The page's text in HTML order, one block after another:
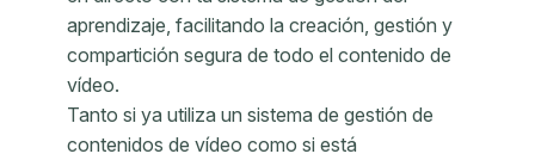
aprendizaje, facilitando la creación, gestión y
compartición segura de todo el contenido de
vídeo.
Tanto si ya utiliza un sistema de gestión de
contenidos de vídeo como si está